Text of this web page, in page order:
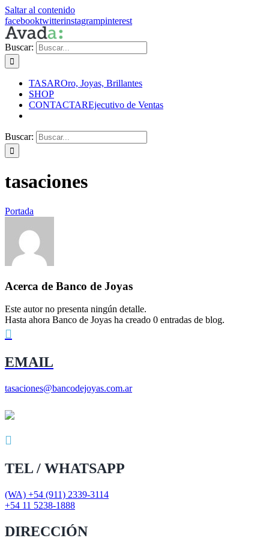
Saltar al contenido
facebooktwitterinstagrampinterest
Buscar:
TASAROro, Joyas, Brillantes
SHOP
CONTACTAREjecutivo de Ventas
Buscar:
tasaciones
Portada
Acerca de Banco de Joyas
Este autor no presenta ningún detalle.
Hasta ahora Banco de Joyas ha creado 0 entradas de blog.
EMAIL
tasaciones@bancodejoyas.com.ar
TEL / WHATSAPP
(WA) +54 (911) 2339-3114
+54 11 5238-1888
DIRECCIÓN